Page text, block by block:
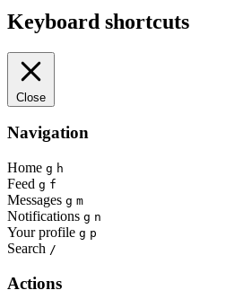
Keyboard shortcuts
Close
Navigation
Home g h
Feed g f
Messages g m
Notifications g n
Your profile g p
Search /
Actions